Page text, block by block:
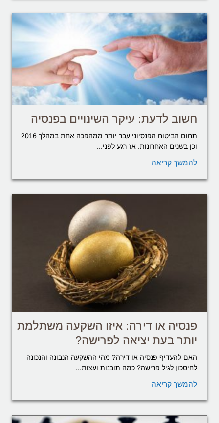
חשוב לדעת: עיקר השינויים בפנסיה
תחום הביטוח הפנסיוני עבר יותר ממהפכה אחת במהלך 2016
וכן בשנים האחרונות. אז רגע לפני...
להמשך קריאה
פנסיה או דירה: איזו השקעה משתלמת
יותר בעת יציאה לפרישה?
האם להעדיף פנסיה או דירה? מהי ההשקעה הנבונה והנכונה
לחיסכון לגיל פרישה? כמה תובנות ועצות...
להמשך קריאה